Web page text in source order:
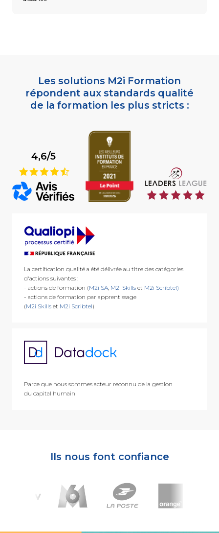
Les solutions M2i Formation
répondent aux standards qualité
de la formation les plus stricts :
4,6/5
9
La certification qualité a été délivrée au titre des catégories
d'actions suivantes :
- actions de formation (M2i SA, M2i Skillset M2i Scribtel)
- actions de formation par apprentissage
(M2i Skillset M2i Scribtel)
Parce que nous sommes acteur reconnu de la gestion
du capital humain
Ils nous font confiance